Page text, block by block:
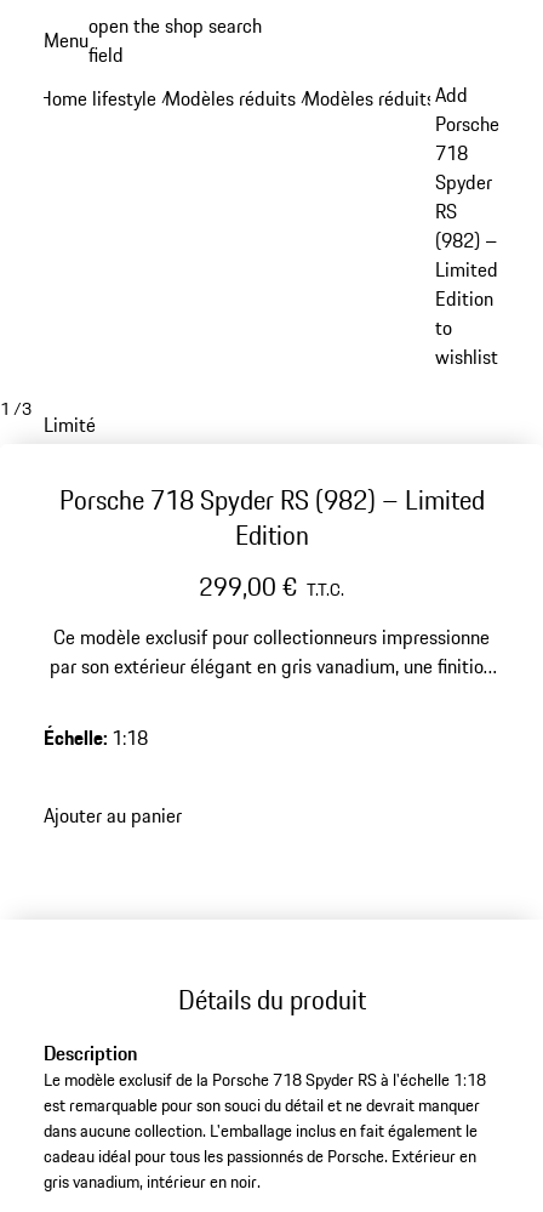
principal
Menuopen the shop search
field
Home lifestyle /Modèles réduits /Modèles réduits 718
Add
Porsche
718
Spyder
RS
(982) –
Limited
Edition
to
wishlist
1 /3
Limité
Porsche 718 Spyder RS (982) – Limited
Edition
299,00 € T.T.C.
Ce modèle exclusif pour collectionneurs impressionne
par son extérieur élégant en gris vanadium, une finition
pièces – un point fort élégant pour toute collection
Échelle: 1:18
Ajouter au panier
Détails du produit
Description
Le modèle exclusif de la Porsche 718 Spyder RS à l'échelle 1:18
est remarquable pour son souci du détail et ne devrait manquer
dans aucune collection. L'emballage inclus en fait également le
cadeau idéal pour tous les passionnés de Porsche. Extérieur en
gris vanadium, intérieur en noir.